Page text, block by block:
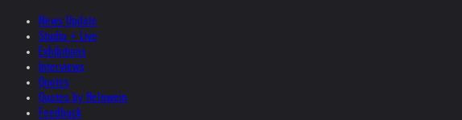
News Update
Studio + Live
Exhibitions
Interviews
Quotes
Quotes by Helnwein
Feedback